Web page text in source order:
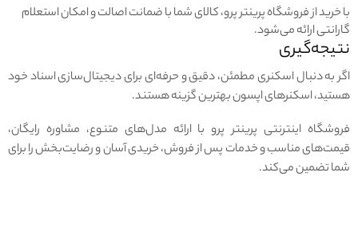
با خرید از فروشگاه پرینتر پرو، کالای شما با ضمانت اصالت و امکان استعلام
گارانتی ارائه می‌شود.
نتیجه‌گیری
اگر به دنبال اسکنری مطمئن، دقیق و حرفه‌ای برای دیجیتال‌سازی اسناد خود
هستید، اسکنرهای اپسون بهترین گزینه هستند.
فروشگاه اینترنتی پرینتر پرو با ارائه مدل‌های متنوع، مشاوره رایگان،
قیمت‌های مناسب و خدمات پس از فروش، خریدی آسان و رضایت‌بخش را برای
شما تضمین می‌کند.